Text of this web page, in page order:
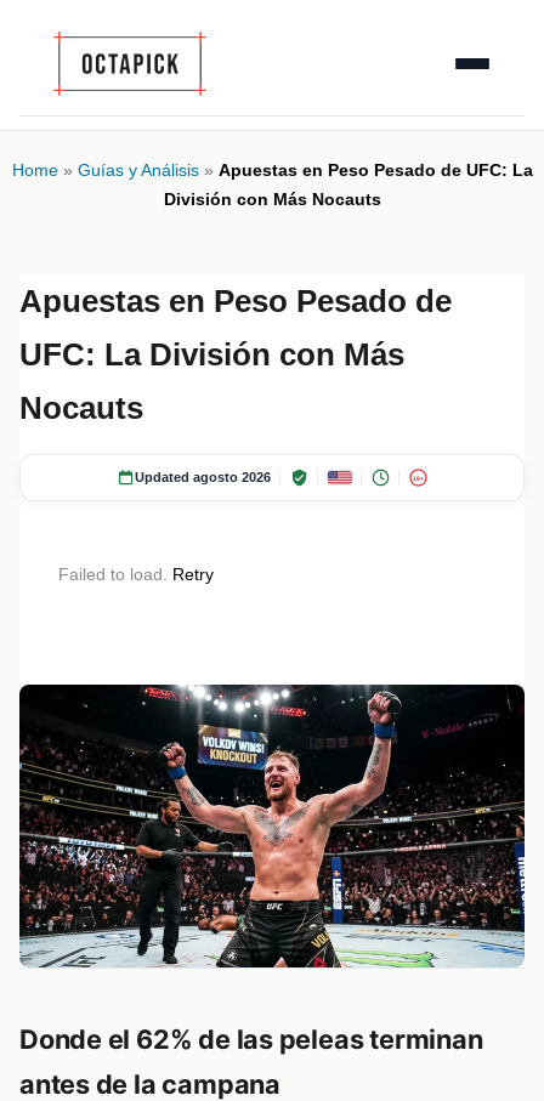
Home» Guías y Análisis» Apuestas en Peso Pesado de UFC: La
División con Más Nocauts
Apuestas en Peso Pesado de
UFC: La División con Más
Nocauts
Updated agosto 2026 18+
Failed to load. Retry
Donde el 62% de las peleas terminan
antes de la campana